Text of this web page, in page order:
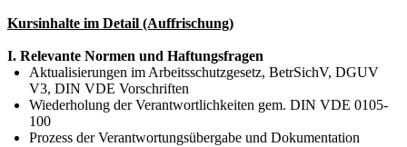
Kursinhalte im Detail (Auffrischung)
I. Relevante Normen und Haftungsfragen
Aktualisierungen im Arbeitsschutzgesetz, BetrSichV, DGUV
V3, DIN VDE Vorschriften
Wiederholung der Verantwortlichkeiten gem. DIN VDE 0105-
100
Prozess der Verantwortungsübergabe und Dokumentation